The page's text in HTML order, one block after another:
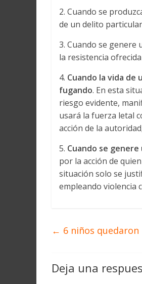
2. Cuando se
de un delito
3. Cuando se genere
la resistencia
4. Cuando la vida
fugando. En esta
riesgo evidente,
usará la fuerza letal
acción de la
5. Cuando se
por la acción de
situación solo se
empleando violencia
← 6 niños
Deja una